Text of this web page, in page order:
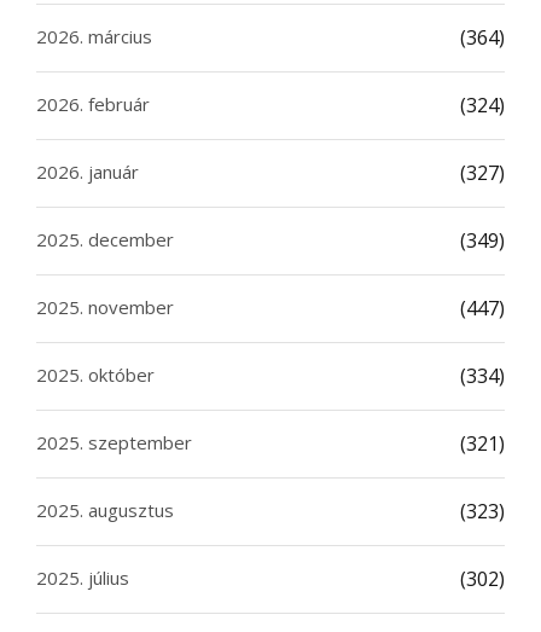
2026. március (364)
2026. február (324)
2026. január (327)
2025. december (349)
2025. november (447)
2025. október (334)
2025. szeptember (321)
2025. augusztus (323)
2025. július (302)